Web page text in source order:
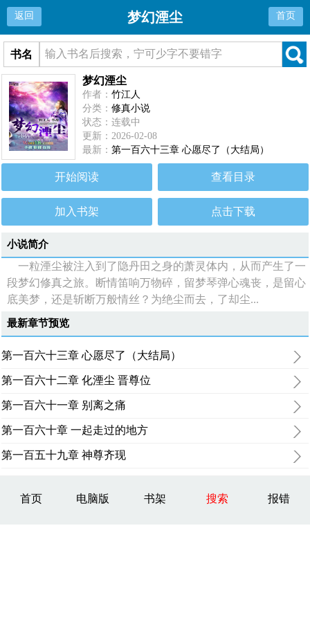
返回 梦幻湮尘 首页
书名
梦幻湮尘
作者：竹江人
分类：修真小说
状态：连载中
更新：2026-02-08
最新：第一百六十三章 心愿尽了（大结局）
开始阅读 查看目录
加入书架 点击下载
小说简介
一粒湮尘被注入到了隐丹田之身的萧灵体内，从而产生了一
段梦幻修真之旅。断情笛响万物碎，留梦琴弹心魂丧，是留心
底美梦，还是斩断万般情丝？为绝尘而去，了却尘...
最新章节预览
第一百六十三章 心愿尽了（大结局）
第一百六十二章 化湮尘 晋尊位
第一百六十一章 别离之痛
第一百六十章 一起走过的地方
第一百五十九章 神尊齐现
首页 电脑版 书架 搜索 报错